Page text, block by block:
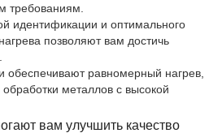
требованиям.
идентификации и оптимального
позволяют вам достичь
обеспечивают равномерный нагрев,
металлов с высокой
вам улучшить качество